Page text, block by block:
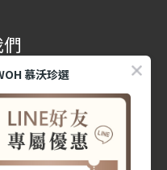
限公司
17:00
外)
慕沃珍選